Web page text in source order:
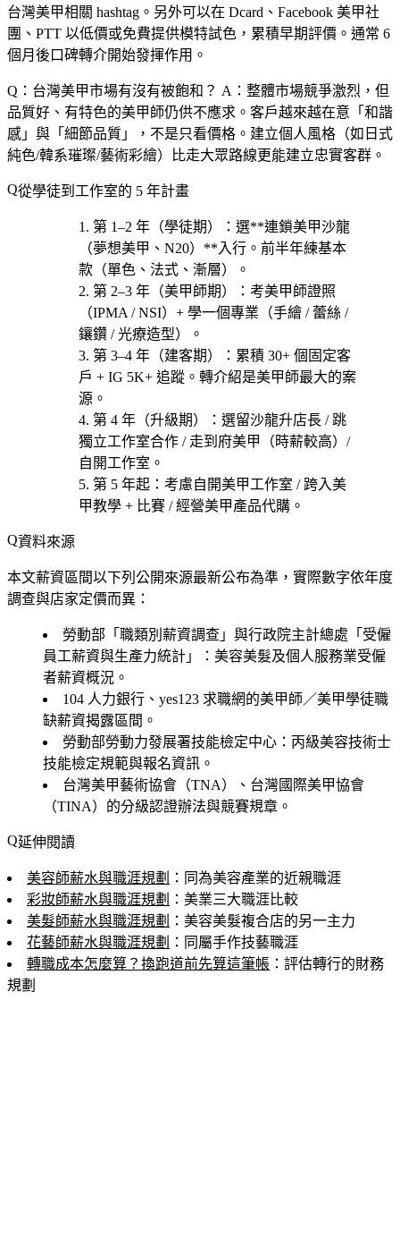
台灣美甲相關 hashtag。另外可以在 Dcard、Facebook 美甲社
團、PTT 以低價或免費提供模特試色，累積早期評價。通常 6
個月後口碑轉介開始發揮作用。
Q：台灣美甲市場有沒有被飽和？ A：整體市場競爭激烈，但
品質好、有特色的美甲師仍供不應求。客戶越來越在意「和諧
感」與「細節品質」，不是只看價格。建立個人風格（如日式
純色/韓系璀璨/藝術彩繪）比走大眾路線更能建立忠實客群。
從學徒到工作室的 5 年計畫
第 1–2 年（學徒期）
：選**連鎖美甲沙龍
（夢想美甲、N20）**入行。前半年練基本
款（單色、法式、漸層）。
第 2–3 年（美甲師期）
：考美甲師證照
（IPMA / NSI）+ 學一個專業（手繪 / 蕾絲 /
鑲鑽 / 光療造型）。
第 3–4 年（建客期）
：累積 30+ 個固定客
戶 + IG 5K+ 追蹤。轉介紹是美甲師最大的案
源。
第 4 年（升級期）
：選留沙龍升店長 / 跳
獨立工作室合作 / 走到府美甲（時薪較高）/
自開工作室 。
第 5 年起 ：考慮自開美甲工作室 / 跨入美
甲教學 + 比賽 / 經營美甲產品代購 。
資料來源
本文薪資區間以下列公開來源最新公布為準，實際數字依年度
調查與店家定價而異：
勞動部「職類別薪資調查」與行政院主計總處「受僱
員工薪資與生產力統計」：美容美髮及個人服務業受僱
者薪資概況。
104 人力銀行、yes123 求職網的美甲師／美甲學徒職
缺薪資揭露區間。
勞動部勞動力發展署技能檢定中心：丙級美容技術士
技能檢定規範與報名資訊。
台灣美甲藝術協會（TNA）、台灣國際美甲協會
（TINA）的分級認證辦法與競賽規章。
延伸閱讀
美容師薪水與職涯規劃 ：同為美容產業的近親職涯
彩妝師薪水與職涯規劃 ：美業三大職涯比較
美髮師薪水與職涯規劃 ：美容美髮複合店的另一主力
花藝師薪水與職涯規劃 ：同屬手作技藝職涯
轉職成本怎麼算？換跑道前先算這筆帳 ：評估轉行的財務
規劃